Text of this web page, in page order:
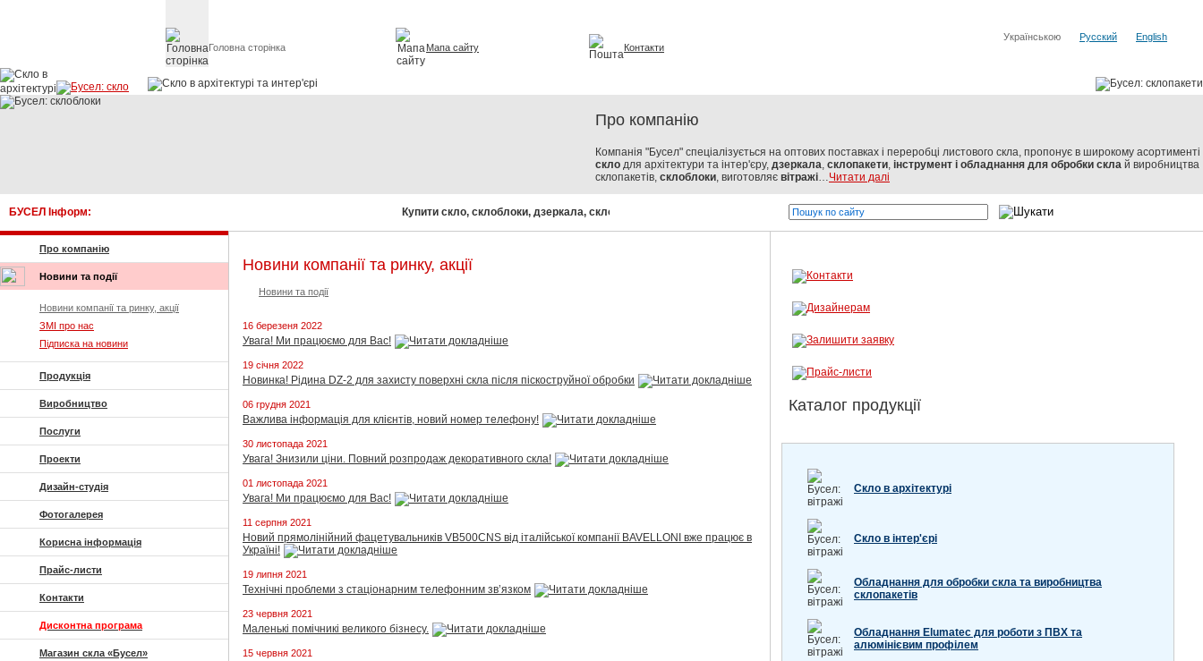
Головна сторінка Мапа сайту Контакти
Українською Русский English
Про компанію
Компанія "Бусел" спеціалізується на оптових поставках і переробці листового скла, пропонує в широкому асортименті
скло для архітектури та інтер'єру, дзеркала, склопакети, інструмент і обладнання для обробки скла й виробництва
склопакетів, склоблоки, виготовляє вітражі…Читати далі
БУСЕЛ Інформ: Купити скло, склоблоки, дзеркала, склопакети! Бусел - скло від світових виробників Бусел - різка скла, обробка скла,
Про компанію
Новини та події
Новини компанії та ринку, акції
ЗМІ про нас
Підписка на новини
Продукція
Виробництво
Послуги
Проекти
Дизайн-студія
Фотогалерея
Корисна інформація
Прайс-листи
Контакти
Дисконтна програма
Магазин скла «Бусел»
Новини компанії та ринку, акції
Новини та події
16 березеня 2022
Увага! Ми працюємо для Вас!
19 січня 2022
Новинка! Рідина DZ-2 для захисту поверхні скла після піскоструйної обробки
06 грудня 2021
Важлива інформація для клієнтів, новий номер телефону!
30 листопада 2021
Увага! Знизили ціни. Повний розпродаж декоративного скла!
01 листопада 2021
Увага! Ми працюємо для Вас!
11 серпня 2021
Новий прямолінійний фацетувальників VB500CNS від італійської компанії BAVELLONI вже працює в
Україні!
19 липня 2021
Технічні проблеми з стаціонарним телефонним зв’язком
23 червня 2021
Маленькі помічникі великого бізнесу.
15 червня 2021
Каталог продукції
Скло в архітектурі
Скло в інтер'єрі
Обладнання для обробки скла та виробництва
склопакетів
Обладнання Elumatec для роботи з ПВХ та
алюмінієвим профілем